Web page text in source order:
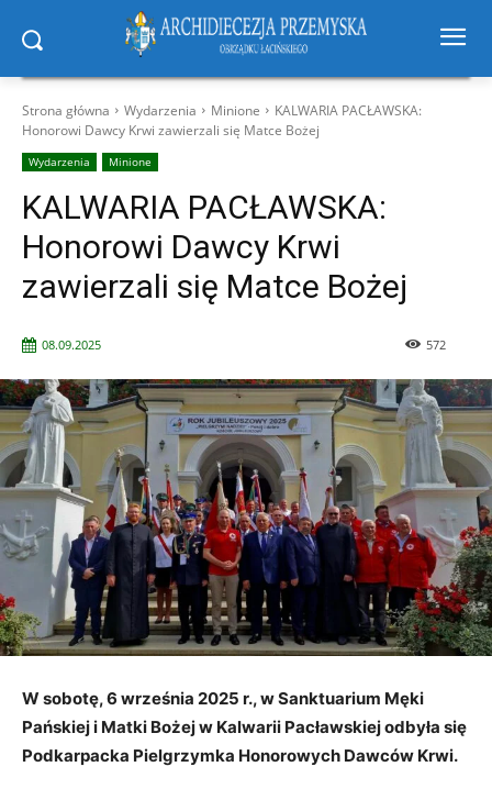
Strona główna Wydarzenia Minione
KALWARIA PACŁAWSKA:
Honorowi Dawcy Krwi zawierzali się Matce Bożej
Wydarzenia Minione
KALWARIA PACŁAWSKA:
Honorowi Dawcy Krwi
zawierzali się Matce Bożej
08.09.2025 572
W sobotę, 6 września 2025 r., w Sanktuarium Męki
Pańskiej i Matki Bożej w Kalwarii Pacławskiej odbyła się
Podkarpacka Pielgrzymka Honorowych Dawców Krwi.